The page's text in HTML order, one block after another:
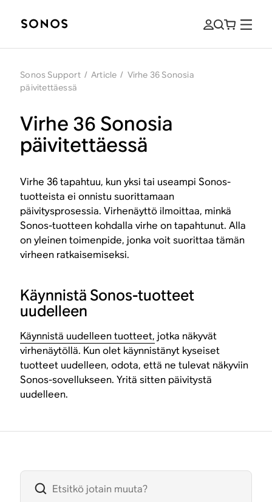
Sonos Support / Article / Virhe 36 Sonosia
päivitettäessä
Virhe 36 Sonosia
päivitettäessä
Virhe 36 tapahtuu, kun yksi tai useampi Sonos-
tuotteista ei onnistu suorittamaan
päivitysprosessia. Virhenäyttö ilmoittaa, minkä
Sonos-tuotteen kohdalla virhe on tapahtunut. Alla
on yleinen toimenpide, jonka voit suorittaa tämän
virheen ratkaisemiseksi.
Käynnistä Sonos-tuotteet
uudelleen
Käynnistä uudelleen tuotteet, jotka näkyvät
virhenäytöllä. Kun olet käynnistänyt kyseiset
tuotteet uudelleen, odota, että ne tulevat näkyviin
Sonos-sovellukseen. Yritä sitten päivitystä
uudelleen.